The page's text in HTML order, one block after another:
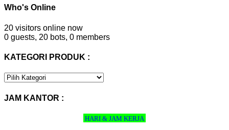
Who's Online
20 visitors online now
0 guests, 20 bots, 0 members
KATEGORI PRODUK :
KATEGORI
JAM KANTOR :
HARI & JAM KERJA